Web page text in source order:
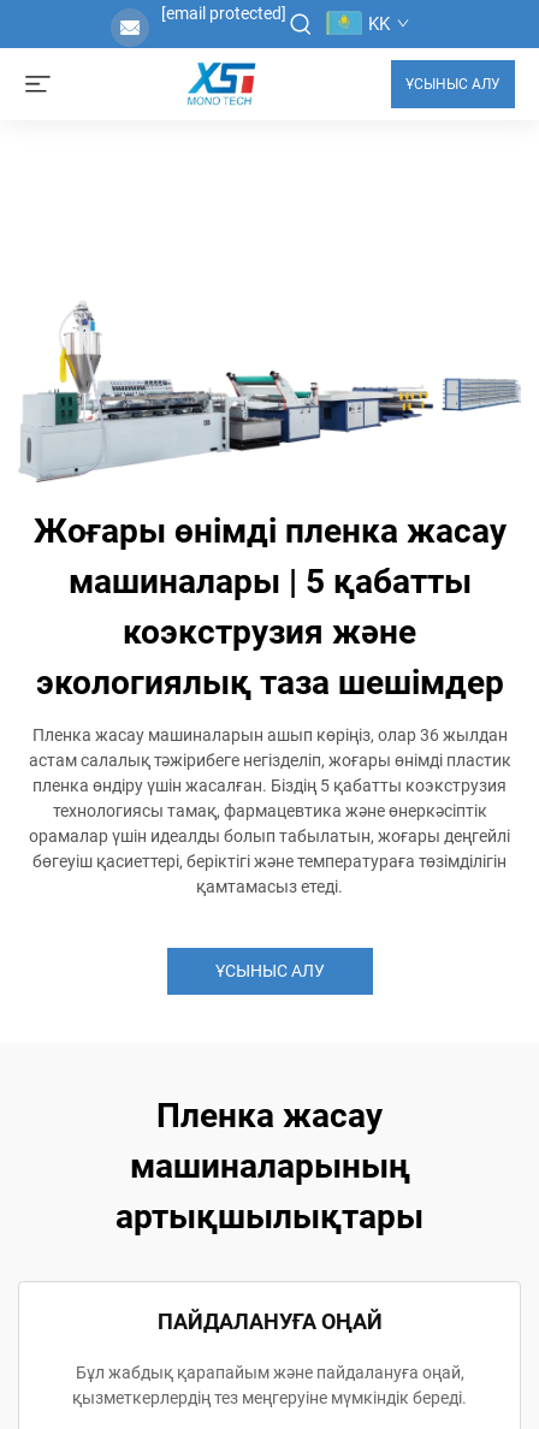
[email protected] KK
ҰСЫНЫС АЛУ
Жоғары өнімді пленка жасау
машиналары | 5 қабатты
коэкструзия және
экологиялық таза шешімдер
Пленка жасау машиналарын ашып көріңіз, олар 36 жылдан
астам салалық тәжірибеге негізделіп, жоғары өнімді пластик
пленка өндіру үшін жасалған. Біздің 5 қабатты коэкструзия
технологиясы тамақ, фармацевтика және өнеркәсіптік
орамалар үшін идеалды болып табылатын, жоғары деңгейлі
бөгеуіш қасиеттері, беріктігі және температураға төзімділігін
қамтамасыз етеді.
ҰСЫНЫС АЛУ
Пленка жасау
машиналарының
артықшылықтары
ПАЙДАЛАНУҒА ОҢАЙ
Бұл жабдық қарапайым және пайдалануға оңай,
қызметкерлердің тез меңгеруіне мүмкіндік береді.